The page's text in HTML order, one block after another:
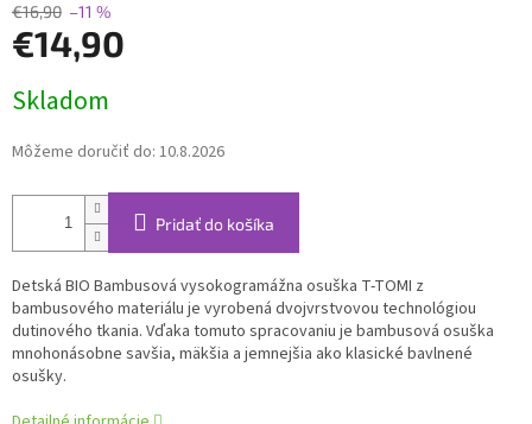
€16,90 –11 %
€14,90
cena:
Skladom
Môžeme doručiť do: 10.8.2026
Pridať do košíka
Detská BIO Bambusová vysokogramážna osuška T-TOMI z
bambusového materiálu je vyrobená dvojvrstvovou technológiou
dutinového tkania. Vďaka tomuto spracovaniu je bambusová osuška
mnohonásobne savšia, mäkšia a jemnejšia ako klasické bavlnené
osušky.